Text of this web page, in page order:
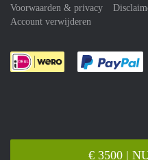
€ 3500 |
Voorwaarden & privacy
Account verwijderen